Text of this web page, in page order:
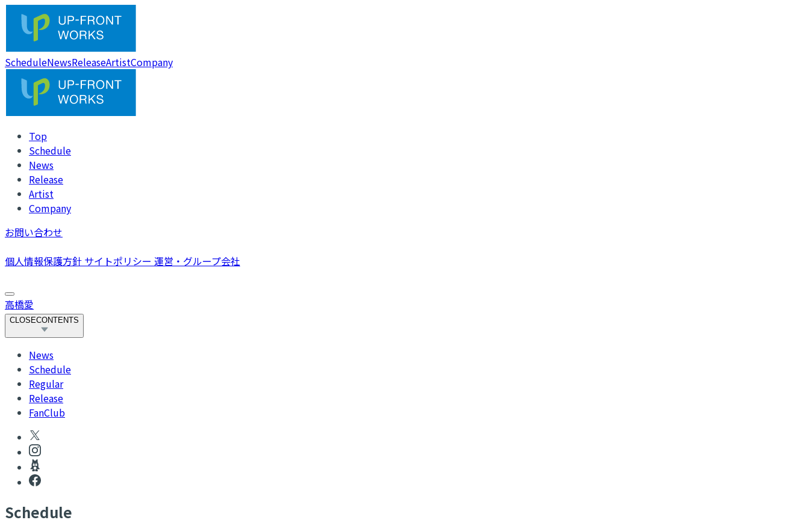
ScheduleNewsReleaseArtistCompany
Top
Schedule
News
Release
Artist
Company
お問い合わせ
個人情報保護方針 サイトポリシー 運営・グループ会社
高橋愛
CLOSECONTENTS
News
Schedule
Regular
Release
FanClub
Schedule